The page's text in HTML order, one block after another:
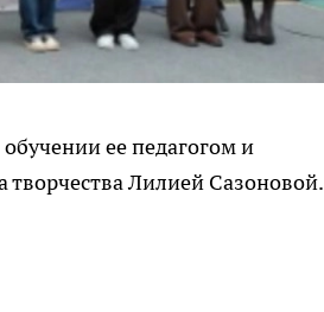
ее педагогом и
творчества Лилией Сазоновой.